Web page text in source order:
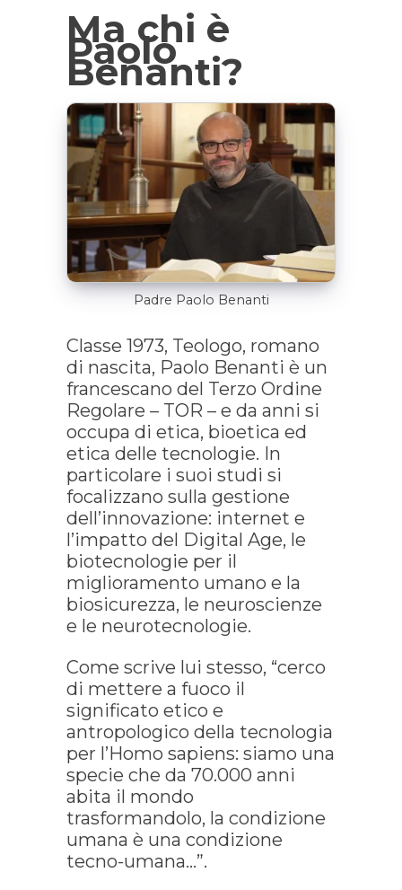
Ma chi è
Paolo
Benanti?
Padre Paolo Benanti
Classe 1973, Teologo, romano
di nascita, Paolo Benanti è un
francescano del Terzo Ordine
Regolare – TOR – e da anni si
occupa di etica, bioetica ed
etica delle tecnologie. In
particolare i suoi studi si
focalizzano sulla gestione
dell’innovazione: internet e
l’impatto del Digital Age, le
biotecnologie per il
miglioramento umano e la
biosicurezza, le neuroscienze
e le neurotecnologie.
Come scrive lui stesso, “cerco
di mettere a fuoco il
significato etico e
antropologico della tecnologia
per l’Homo sapiens: siamo una
specie che da 70.000 anni
abita il mondo
trasformandolo, la condizione
umana è una condizione
tecno-umana…”.